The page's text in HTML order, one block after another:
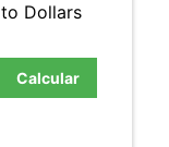
Dollars
Calcular